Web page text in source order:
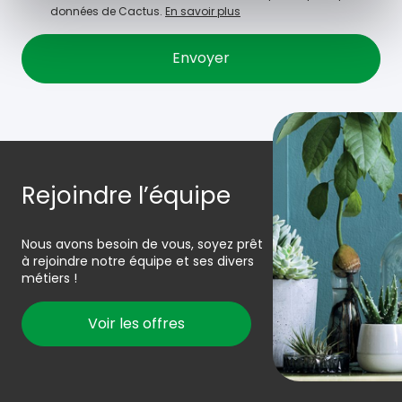
données de Cactus. En savoir plus
Rejoindre l’équipe
Nous avons besoin de vous, soyez prêt
à rejoindre notre équipe et ses divers
métiers !
Voir les offres